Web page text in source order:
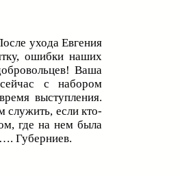
ухода Евгения
ошибки наших
Ваша
с набором
выступления.
служить, если кто-
где на нем была
Губерниев.